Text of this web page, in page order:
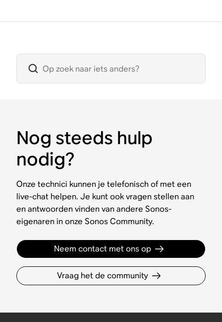
Nog steeds hulp
nodig?
Onze technici kunnen je telefonisch of met een
live-chat helpen. Je kunt ook vragen stellen aan
en antwoorden vinden van andere Sonos-
eigenaren in onze Sonos Community.
Neem contact met ons op
Vraag het de community